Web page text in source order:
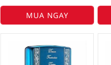
MUA NGAY